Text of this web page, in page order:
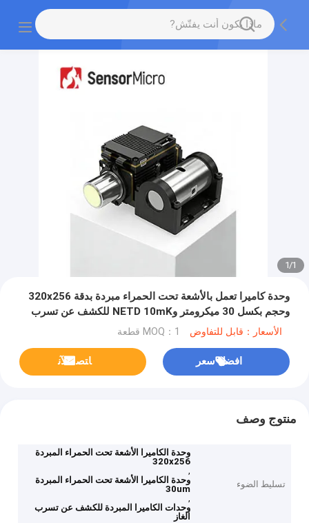
1
/
1
وحدة كاميرا تعمل بالأشعة تحت الحمراء مبردة بدقة 320x256
وحجم بكسل 30 ميكرومتر وNETD 10mK للكشف عن تسرب
الغاز
الأسعار：قابل للتفاوض MOQ：1 قطعة
افضل سعر ﺎﺘﺼﻟ ﺍﻶﻧ
منتوج وصف
تسليط الضوء
وحدة الكاميرا الأشعة تحت الحمراء المبردة
320x256
,
وحدة الكاميرا الأشعة تحت الحمراء المبردة
30um
,
وحدات الكاميرا المبردة للكشف عن تسرب
الغاز